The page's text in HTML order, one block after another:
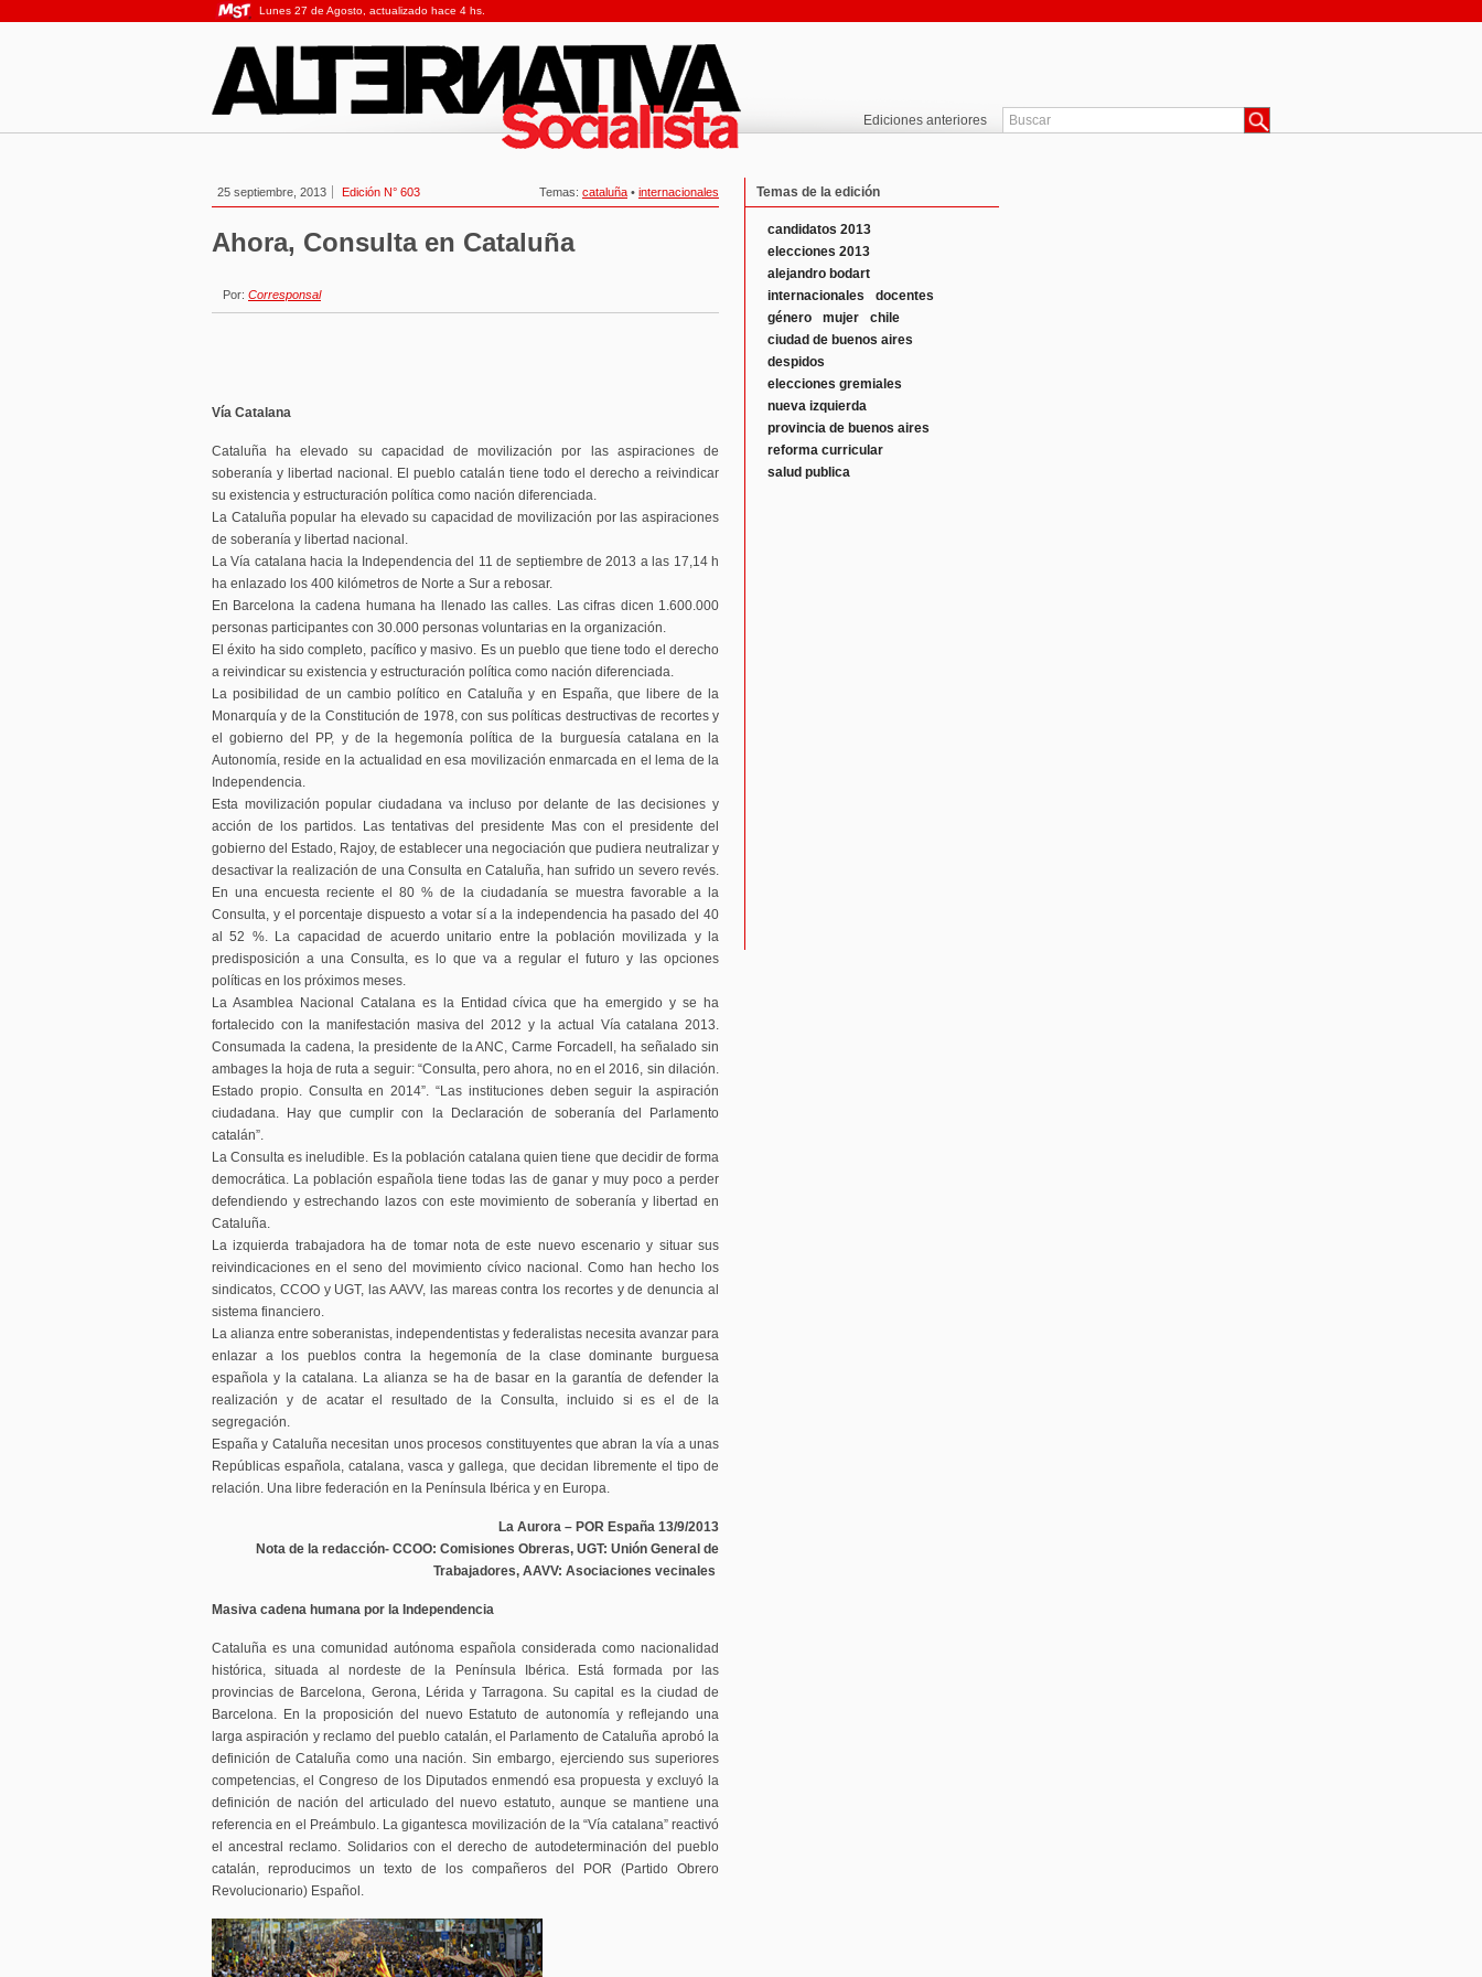
Lunes 27 de Agosto, actualizado hace 4 hs.
Ediciones anteriores
25 septiembre, 2013 Edición N° 603 Temas: cataluña • internacionales
Ahora, Consulta en Cataluña
Por: Corresponsal
Vía Catalana
Cataluña ha elevado su capacidad de movilización por las aspiraciones de
soberanía y libertad nacional. El pueblo catalán tiene todo el derecho a reivindicar
su existencia y estructuración política como nación diferenciada.
La Cataluña popular ha elevado su capacidad de movilización por las aspiraciones
de soberanía y libertad nacional.
La Vía catalana hacia la Independencia del 11 de septiembre de 2013 a las 17,14 h
ha enlazado los 400 kilómetros de Norte a Sur a rebosar.
En Barcelona la cadena humana ha llenado las calles. Las cifras dicen 1.600.000
personas participantes con 30.000 personas voluntarias en la organización.
El éxito ha sido completo, pacífico y masivo. Es un pueblo que tiene todo el derecho
a reivindicar su existencia y estructuración política como nación diferenciada.
La posibilidad de un cambio político en Cataluña y en España, que libere de la
Monarquía y de la Constitución de 1978, con sus políticas destructivas de recortes y
el gobierno del PP, y de la hegemonía política de la burguesía catalana en la
Autonomía, reside en la actualidad en esa movilización enmarcada en el lema de la
Independencia.
Esta movilización popular ciudadana va incluso por delante de las decisiones y
acción de los partidos. Las tentativas del presidente Mas con el presidente del
gobierno del Estado, Rajoy, de establecer una negociación que pudiera neutralizar y
desactivar la realización de una Consulta en Cataluña, han sufrido un severo revés.
En una encuesta reciente el 80 % de la ciudadanía se muestra favorable a la
Consulta, y el porcentaje dispuesto a votar sí a la independencia ha pasado del 40
al 52 %. La capacidad de acuerdo unitario entre la población movilizada y la
predisposición a una Consulta, es lo que va a regular el futuro y las opciones
políticas en los próximos meses.
La Asamblea Nacional Catalana es la Entidad cívica que ha emergido y se ha
fortalecido con la manifestación masiva del 2012 y la actual Vía catalana 2013.
Consumada la cadena, la presidente de la ANC, Carme Forcadell, ha señalado sin
ambages la hoja de ruta a seguir: “Consulta, pero ahora, no en el 2016, sin dilación.
Estado propio. Consulta en 2014”. “Las instituciones deben seguir la aspiración
ciudadana. Hay que cumplir con la Declaración de soberanía del Parlamento
catalán”.
La Consulta es ineludible. Es la población catalana quien tiene que decidir de forma
democrática. La población española tiene todas las de ganar y muy poco a perder
defendiendo y estrechando lazos con este movimiento de soberanía y libertad en
Cataluña.
La izquierda trabajadora ha de tomar nota de este nuevo escenario y situar sus
reivindicaciones en el seno del movimiento cívico nacional. Como han hecho los
sindicatos, CCOO y UGT, las AAVV, las mareas contra los recortes y de denuncia al
sistema financiero.
La alianza entre soberanistas, independentistas y federalistas necesita avanzar para
enlazar a los pueblos contra la hegemonía de la clase dominante burguesa
española y la catalana. La alianza se ha de basar en la garantía de defender la
realización y de acatar el resultado de la Consulta, incluido si es el de la
segregación.
España y Cataluña necesitan unos procesos constituyentes que abran la vía a unas
Repúblicas española, catalana, vasca y gallega, que decidan libremente el tipo de
relación. Una libre federación en la Península Ibérica y en Europa.
La Aurora – POR España 13/9/2013
Nota de la redacción- CCOO: Comisiones Obreras, UGT: Unión General de
Trabajadores, AAVV: Asociaciones vecinales
Masiva cadena humana por la Independencia
Cataluña es una comunidad autónoma española considerada como nacionalidad
histórica, situada al nordeste de la Península Ibérica. Está formada por las
provincias de Barcelona, Gerona, Lérida y Tarragona. Su capital es la ciudad de
Barcelona. En la proposición del nuevo Estatuto de autonomía y reflejando una
larga aspiración y reclamo del pueblo catalán, el Parlamento de Cataluña aprobó la
definición de Cataluña como una nación. Sin embargo, ejerciendo sus superiores
competencias, el Congreso de los Diputados enmendó esa propuesta y excluyó la
definición de nación del articulado del nuevo estatuto, aunque se mantiene una
referencia en el Preámbulo. La gigantesca movilización de la “Vía catalana” reactivó
el ancestral reclamo. Solidarios con el derecho de autodeterminación del pueblo
catalán, reproducimos un texto de los compañeros del POR (Partido Obrero
Revolucionario) Español.
Temas de la edición
candidatos 2013
elecciones 2013
alejandro bodart
internacionales
docentes
género
mujer
chile
ciudad de buenos aires
despidos
elecciones gremiales
nueva izquierda
provincia de buenos aires
reforma curricular
salud publica